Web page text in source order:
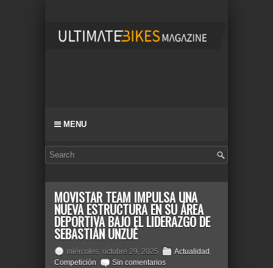
MENU
MOVISTAR TEAM IMPULSA UNA
NUEVA ESTRUCTURA EN SU ÁREA
DEPORTIVA BAJO EL LIDERAZGO DE
SEBASTIÁN UNZUÉ
miércoles, octubre 29, 2025 Actualidad ,
Competición
Sin comentarios